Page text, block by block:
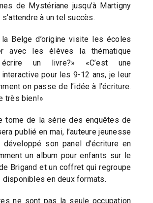
de Mystériane jusqu’à Martigny
à un tel succès.
la Belge d’origine visite les écoles
avec les élèves la thématique
écrire un livre?» «C’est une
pour les 9-12 ans, je leur
on passe de l’idée à l’écriture.
très bien!»
tome de la série des enquêtes de
publié en mai, l’auteure jeunesse
développé son panel d’écriture en
un album pour enfants sur le
Brigand et un coffret qui regroupe
disponibles en deux formats.
ne sont pas la seule occupation